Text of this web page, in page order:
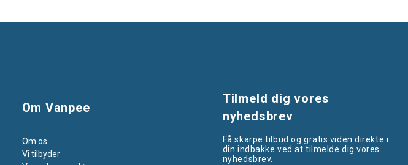
Om Vanpee
Om os
Vi tilbyder
Tilmeld dig vores
nyhedsbrev
Få skarpe tilbud og gratis viden direkte i
din indbakke ved at tilmelde dig vores
nyhedsbrev.